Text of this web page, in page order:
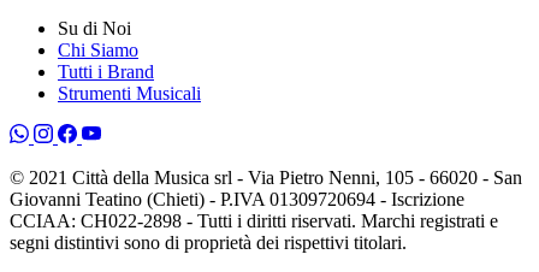
Su di Noi
Chi Siamo
Tutti i Brand
Strumenti Musicali
© 2021 Città della Musica srl - Via Pietro Nenni, 105 - 66020 - San
Giovanni Teatino (Chieti) - P.IVA 01309720694 - Iscrizione
CCIAA: CH022-2898 - Tutti i diritti riservati. Marchi registrati e
segni distintivi sono di proprietà dei rispettivi titolari.